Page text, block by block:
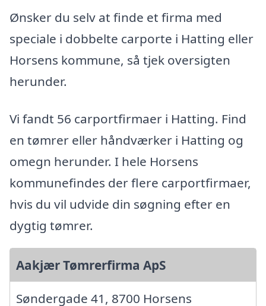
Ønsker du selv at finde et firma med
speciale i dobbelte carporte i Hatting eller
Horsens kommune, så tjek oversigten
herunder.
Vi fandt 56 carportfirmaer i Hatting. Find
en tømrer eller håndværker i Hatting og
omegn herunder. I hele Horsens
kommunefindes der flere carportfirmaer,
hvis du vil udvide din søgning efter en
dygtig tømrer.
Aakjær Tømrerfirma ApS
Søndergade 41, 8700 Horsens